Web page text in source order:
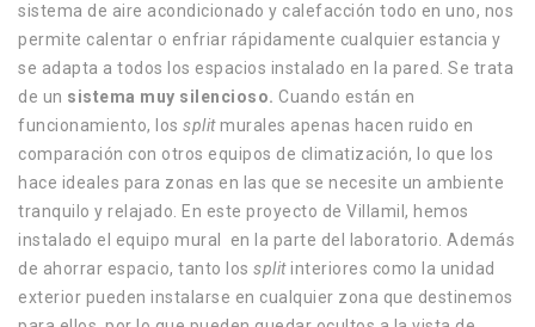
sistema de aire acondicionado y calefacción todo en uno, nos
permite calentar o enfriar rápidamente cualquier estancia y
se adapta a todos los espacios instalado en la pared. Se trata
de un sistema muy silencioso. Cuando están en
funcionamiento, los splitmurales apenas hacen ruido en
comparación con otros equipos de climatización, lo que los
hace ideales para zonas en las que se necesite un ambiente
tranquilo y relajado.
En este proyecto de Villamil, hemos
instalado el equipo mural
en la parte del laboratorio. Además
de ahorrar espacio, tanto los splitinteriores como la unidad
exterior pueden instalarse en cualquier zona que destinemos